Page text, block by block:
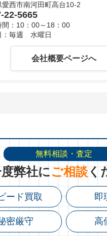
愛西市南河田町高台10-2
22-5665
間：10：00～18：00
：毎週 水曜日
会社概要ページへ
無料相談・査定
弊社にご相談く
ード買取 即
密厳守 高